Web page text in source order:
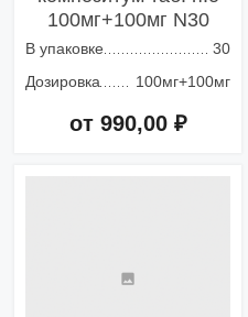
100мг+100мг N30
В упаковке
30
Дозировка
100мг+100мг
от 990,00 ₽